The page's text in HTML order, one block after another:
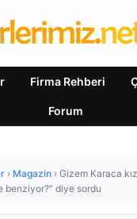
Firma Rehberi
Forum
› Magazin › Gizem Karaca
benziyor?” diye sordu